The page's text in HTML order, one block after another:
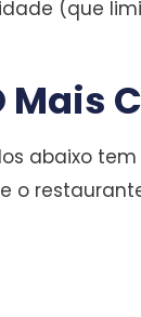
(que
abaixo
o